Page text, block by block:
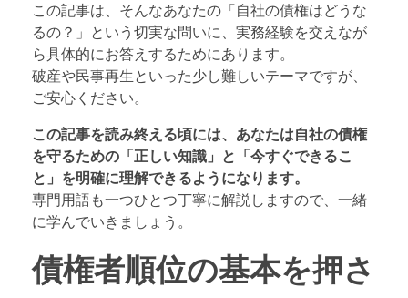
この記事は、そんなあなたの「自社の債権はどうな
るの？」という切実な問いに、実務経験を交えなが
ら具体的にお答えするためにあります。
破産や民事再生といった少し難しいテーマですが、
ご安心ください。
この記事を読み終える頃には、あなたは自社の債権
を守るための「正しい知識」と「今すぐできるこ
と」を明確に理解できるようになります。
専門用語も一つひとつ丁寧に解説しますので、一緒
に学んでいきましょう。
債権者順位の基本を押さ